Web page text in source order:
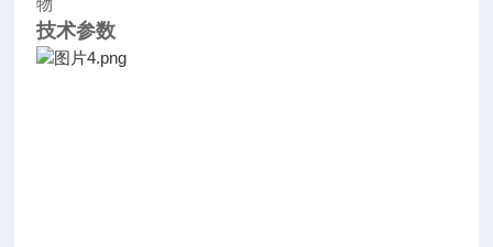
物
技术参数